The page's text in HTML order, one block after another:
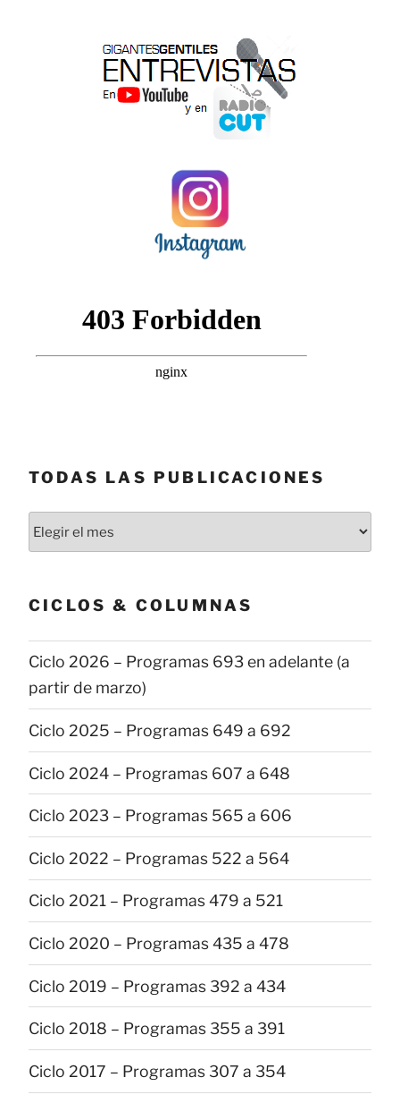
TODAS LAS PUBLICACIONES
Todas
las
CICLOS & COLUMNAS
Ciclo 2026 – Programas 693 en adelante (a
partir de marzo)
Ciclo 2025 – Programas 649 a 692
Ciclo 2024 – Programas 607 a 648
Ciclo 2023 – Programas 565 a 606
Ciclo 2022 – Programas 522 a 564
Ciclo 2021 – Programas 479 a 521
Ciclo 2020 – Programas 435 a 478
Ciclo 2019 – Programas 392 a 434
Ciclo 2018 – Programas 355 a 391
Ciclo 2017 – Programas 307 a 354